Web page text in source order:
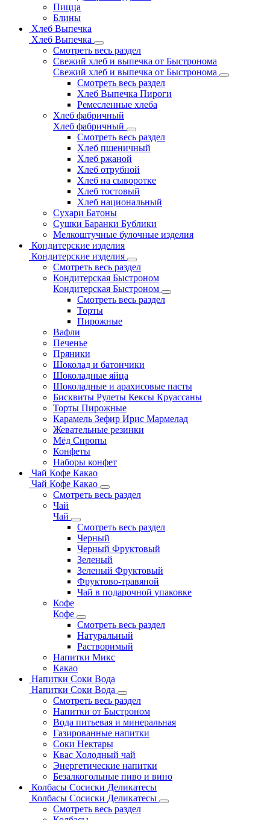
Пицца
Блины
Хлеб Выпечка
Хлеб Выпечка
Смотреть весь раздел
Свежий хлеб и выпечка от Быстронома
Свежий хлеб и выпечка от Быстронома
Смотреть весь раздел
Хлеб Выпечка Пироги
Ремесленные хлеба
Хлеб фабричный
Хлеб фабричный
Смотреть весь раздел
Хлеб пшеничный
Хлеб ржаной
Хлеб отрубной
Хлеб на сыворотке
Хлеб тостовый
Хлеб национальный
Сухари Батоны
Сушки Баранки Бублики
Мелкоштучные булочные изделия
Кондитерские изделия
Кондитерские изделия
Смотреть весь раздел
Кондитерская Быстроном
Кондитерская Быстроном
Смотреть весь раздел
Торты
Пирожные
Вафли
Печенье
Пряники
Шоколад и батончики
Шоколадные яйца
Шоколадные и арахисовые пасты
Бисквиты Рулеты Кексы Круассаны
Торты Пирожные
Карамель Зефир Ирис Мармелад
Жевательные резинки
Мёд Сиропы
Конфеты
Наборы конфет
Чай Кофе Какао
Чай Кофе Какао
Смотреть весь раздел
Чай
Чай
Смотреть весь раздел
Черный
Черный Фруктовый
Зеленый
Зеленый Фруктовый
Фруктово-травяной
Чай в подарочной упаковке
Кофе
Кофе
Смотреть весь раздел
Натуральный
Растворимый
Напитки Микс
Какао
Напитки Соки Вода
Напитки Соки Вода
Смотреть весь раздел
Напитки от Быстроном
Вода питьевая и минеральная
Газированные напитки
Соки Нектары
Квас Холодный чай
Энергетические напитки
Безалкогольные пиво и вино
Колбасы Сосиски Деликатесы
Колбасы Сосиски Деликатесы
Смотреть весь раздел